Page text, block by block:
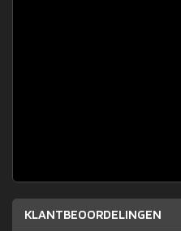
KLANTBEOORDELINGEN